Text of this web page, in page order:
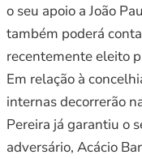
o seu apoio a João
também poderá
recentemente eleito
Em relação à
internas decorrerão
Pereira já garantiu o
adversário, Acácio